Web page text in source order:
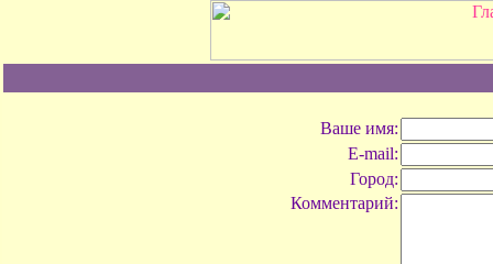
Ваше имя:
E-mail:
Город:
Комментарий: